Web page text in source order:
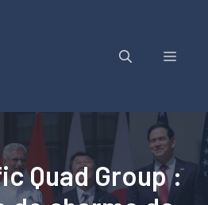
Menu
Quad Group :